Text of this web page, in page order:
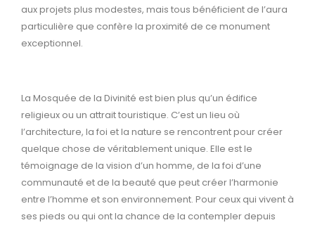
aux projets plus modestes, mais tous bénéficient de l’aura
particulière que confère la proximité de ce monument
exceptionnel.
La Mosquée de la Divinité est bien plus qu’un édifice
religieux ou un attrait touristique. C’est un lieu où
l’architecture, la foi et la nature se rencontrent pour créer
quelque chose de véritablement unique. Elle est le
témoignage de la vision d’un homme, de la foi d’une
communauté et de la beauté que peut créer l’harmonie
entre l’homme et son environnement. Pour ceux qui vivent à
ses pieds ou qui ont la chance de la contempler depuis